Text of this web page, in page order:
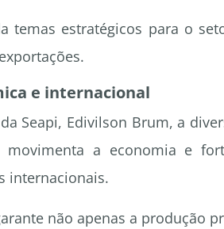
temas estratégicos para o
e internacional
Seapi, Edivilson Brum, a
movimenta a economia e
internacionais.
não apenas a produção